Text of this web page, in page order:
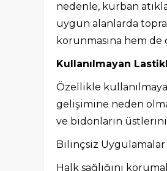
nedenle, kurban
uygun alanlarda
korunmasına hem
Kullanılmayan
Özellikle
gelişimine neden
ve bidonların
Bilinçsiz Uygulamalar
Halk sağlığını